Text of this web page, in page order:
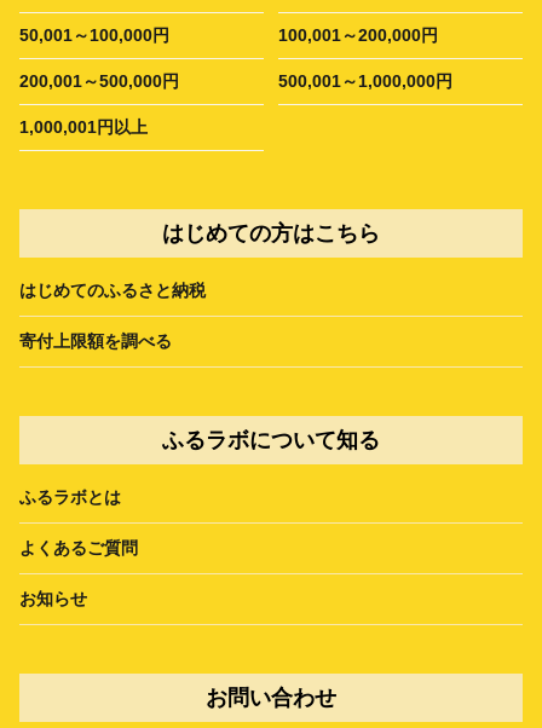
50,001～100,000円 100,001～200,000円
200,001～500,000円 500,001～1,000,000円
1,000,001円以上
はじめての方はこちら
はじめてのふるさと納税
寄付上限額を調べる
ふるラボについて知る
ふるラボとは
よくあるご質問
お知らせ
お問い合わせ